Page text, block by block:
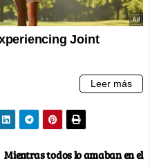
Mientras todos lo amaban en el